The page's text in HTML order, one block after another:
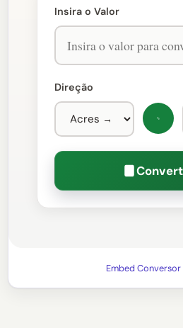
Insira o Valor
Direção
Embed